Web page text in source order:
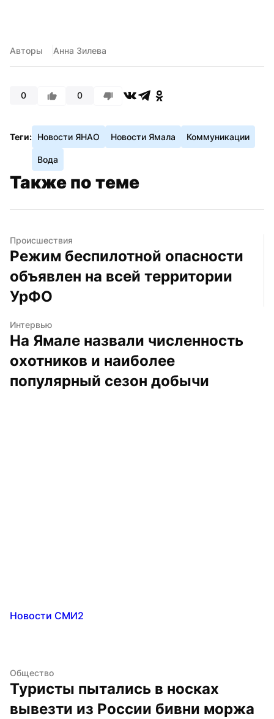
Авторы Анна Зилева
0 0
Теги: Новости ЯНАО Новости Ямала Коммуникации
Вода
Также по теме
Происшествия
Режим беспилотной опасности
объявлен на всей территории
УрФО
Интервью
На Ямале назвали численность
охотников и наиболее
популярный сезон добычи
Новости СМИ2
Общество
Туристы пытались в носках
вывезти из России бивни моржа